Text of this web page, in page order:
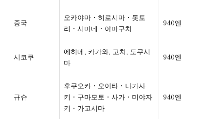
중국
오카야마・히로시마・돗토
리・시마네・야마구치
940엔
시코쿠
에히메, 카가와, 고치, 도쿠시
마
940엔
규슈
후쿠오카・오이타・나가사
키・구마모토・사가・미야자
키・가고시마
940엔